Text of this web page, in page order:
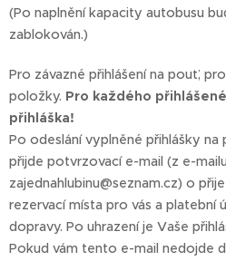
(Po naplnění kapacity autobusu
zablokován.)
Pro závazné přihlášení na pouť,
položky. Pro každého
přihláška!
Po odeslání vyplněné přihlášky
přijde potvrzovací e-mail (z e-
zajednahlubinu@seznam.cz) o
rezervací místa pro vás a platební
dopravy. Po uhrazení je Vaše
Pokud vám tento e-mail nedojde